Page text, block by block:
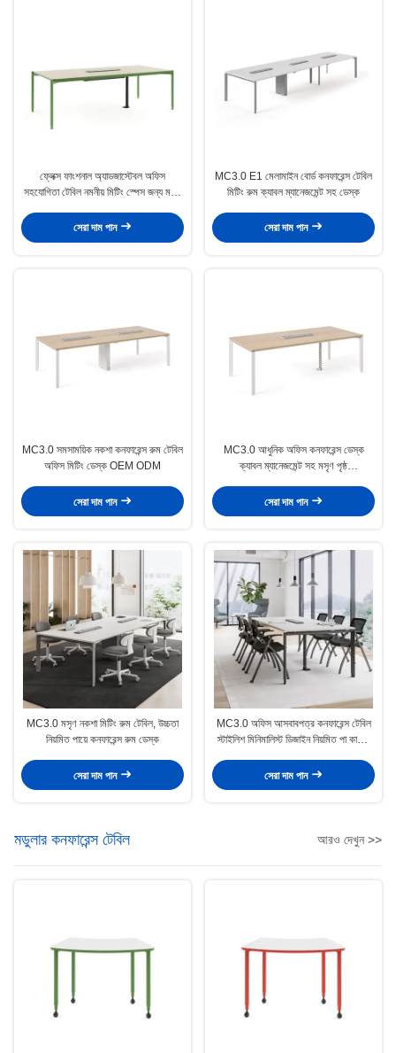
ফ্লেক্স ফাংশনাল অ্যাডজাস্টেবল অফিস
সহযোগিতা টেবিল নমনীয় মিটিং স্পেস জন্য মসৃণ
সেরা দাম পান
MC3.0 E1 মেলামাইন বোর্ড কনফারেন্স টেবিল
মিটিং রুম ক্যাবল ম্যানেজমেন্ট সহ ডেস্ক
সেরা দাম পান
MC3.0 সমসাময়িক নকশা কনফারেন্স রুম টেবিল
অফিস মিটিং ডেস্ক OEM ODM
সেরা দাম পান
MC3.0 আধুনিক অফিস কনফারেন্স ডেস্ক
ক্যাবল ম্যানেজমেন্ট সহ মসৃণ পৃষ্ঠ
সেরা দাম পান
MC3.0 মসৃণ নকশা মিটিং রুম টেবিল, উচ্চতা
নিয়মিত পায়ে কনফারেন্স রুম ডেস্ক
সেরা দাম পান
MC3.0 অফিস আসবাবপত্র কনফারেন্স টেবিল
স্টাইলিশ মিনিমালিস্ট ডিজাইন নিয়মিত পা কাস্টম
সেরা দাম পান
মডুলার কনফারেন্স টেবিল আরও দেখুন >>